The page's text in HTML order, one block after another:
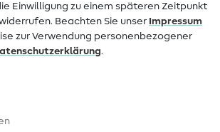
Einwilligung zu einem späteren Zeitpunkt
Beachten Sie unser Impressum
zur Verwendung personenbezogener
.